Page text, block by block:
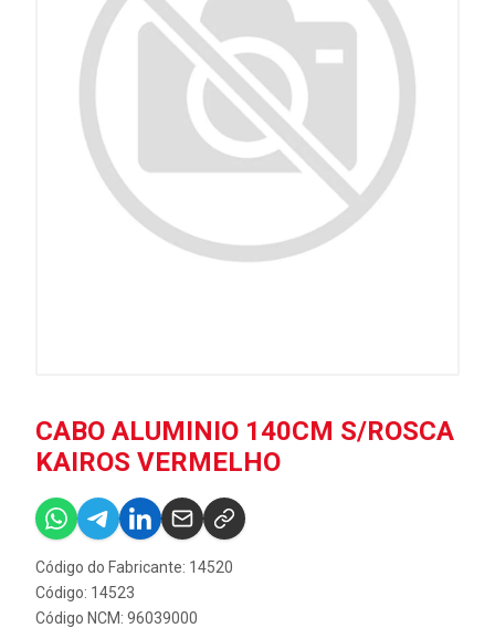
CABO ALUMINIO 140CM S/ROSCA
KAIROS VERMELHO
Código do Fabricante: 14520
Código: 14523
Código NCM: 96039000